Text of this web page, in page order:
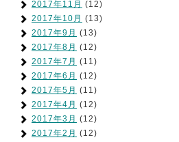
2017年11月 (12)
2017年10月 (13)
2017年9月 (13)
2017年8月 (12)
2017年7月 (11)
2017年6月 (12)
2017年5月 (11)
2017年4月 (12)
2017年3月 (12)
2017年2月 (12)